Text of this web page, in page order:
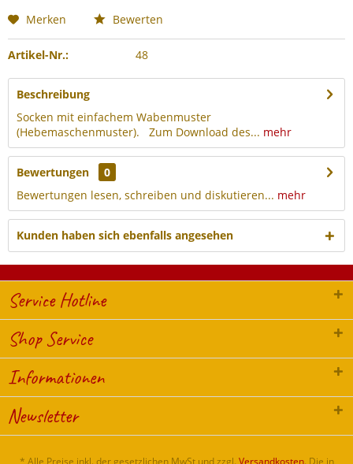
Merken Bewerten
Artikel-Nr.: 48
Beschreibung
Socken mit einfachem Wabenmuster
(Hebemaschenmuster). Zum Download des... mehr
Bewertungen
0
Bewertungen lesen, schreiben und diskutieren... mehr
Kunden haben sich ebenfalls angesehen
Service Hotline
Shop Service
Informationen
Newsletter